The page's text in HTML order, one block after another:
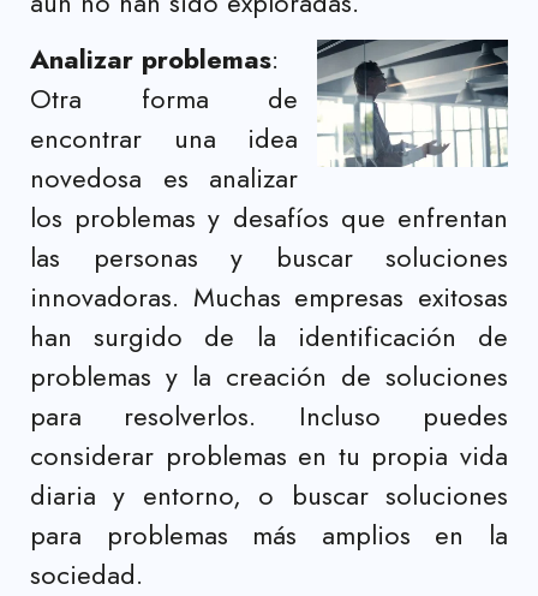
Analizar problemas:
Otra forma de
encontrar una idea
novedosa es analizar
los problemas y desafíos que enfrentan
las personas y buscar soluciones
innovadoras. Muchas empresas exitosas
han surgido de la identificación de
problemas y la creación de soluciones
para resolverlos. Incluso puedes
considerar problemas en tu propia vida
diaria y entorno, o buscar soluciones
para problemas más amplios en la
sociedad.